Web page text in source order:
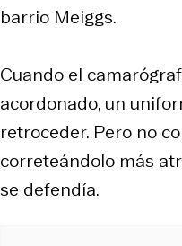
barrio Meiggs.
Cuando el
acordonado, un
retroceder. Pero no
correteándolo más
se defendía.